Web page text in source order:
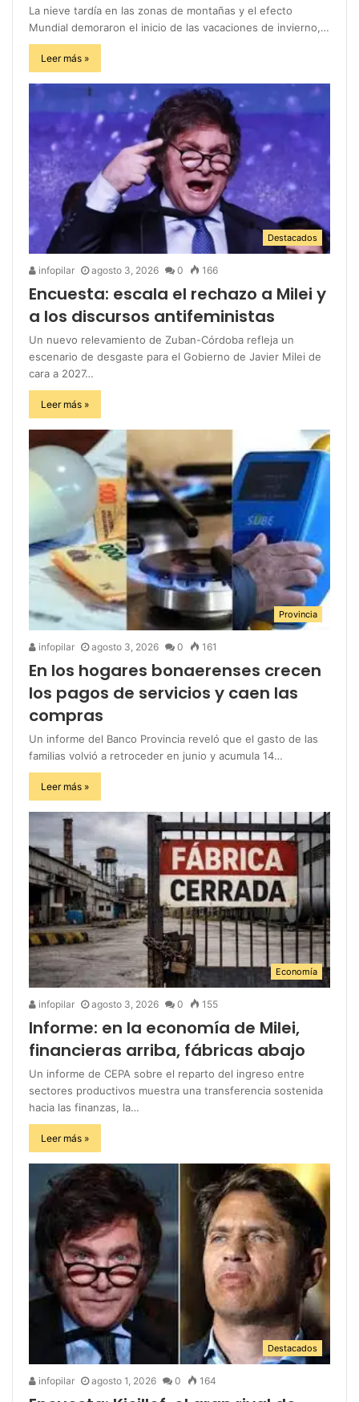
La nieve tardía en las zonas de montañas y el efecto
Mundial demoraron el inicio de las vacaciones de invierno,…
Leer más »
Destacados
infopilar agosto 3, 2026 0 166
Encuesta: escala el rechazo a Milei y
a los discursos antifeministas
Un nuevo relevamiento de Zuban-Córdoba refleja un
escenario de desgaste para el Gobierno de Javier Milei de
cara a 2027…
Leer más »
Provincia
infopilar agosto 3, 2026 0 161
En los hogares bonaerenses crecen
los pagos de servicios y caen las
compras
Un informe del Banco Provincia reveló que el gasto de las
familias volvió a retroceder en junio y acumula 14…
Leer más »
Economía
infopilar agosto 3, 2026 0 155
Informe: en la economía de Milei,
financieras arriba, fábricas abajo
Un informe de CEPA sobre el reparto del ingreso entre
sectores productivos muestra una transferencia sostenida
hacia las finanzas, la…
Leer más »
Destacados
infopilar agosto 1, 2026 0 164